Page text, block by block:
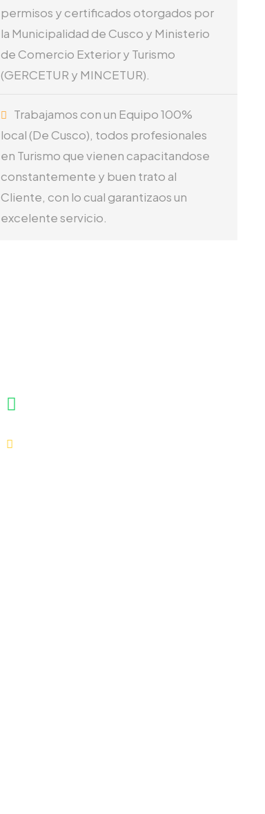
permisos y certificados otorgados por
la Municipalidad de Cusco y Ministerio
de Comercio Exterior y Turismo
(GERCETUR y MINCETUR).
Trabajamos con un Equipo 100%
local (De Cusco), todos profesionales
en Turismo que vienen capacitandose
constantemente y buen trato al
Cliente, con lo cual garantizaos un
excelente servicio.